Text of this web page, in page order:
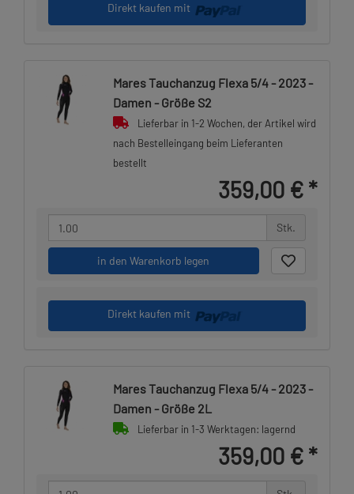
Direkt kaufen mit
Mares Tauchanzug Flexa 5/4 - 2023 -
Damen - Größe S2
Lieferbar in 1-2 Wochen, der Artikel wird
nach Bestelleingang beim Lieferanten
bestellt
359,00 € *
Stk.
in den Warenkorb legen
Direkt kaufen mit
Mares Tauchanzug Flexa 5/4 - 2023 -
Damen - Größe 2L
Lieferbar in 1-3 Werktagen: lagernd
359,00 € *